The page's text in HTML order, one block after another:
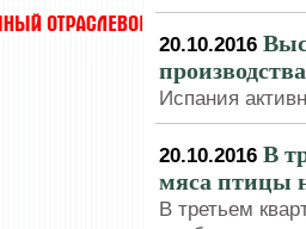
20.10.2016
Испания
20.10.2016 В
мяса птицы
В третьем